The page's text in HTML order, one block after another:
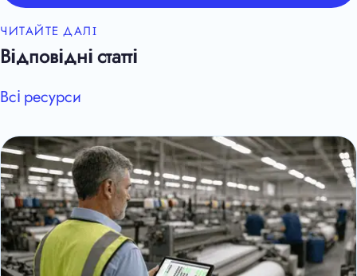
ЧИТАЙТЕ ДАЛІ
Відповідні статті
Всі ресурси